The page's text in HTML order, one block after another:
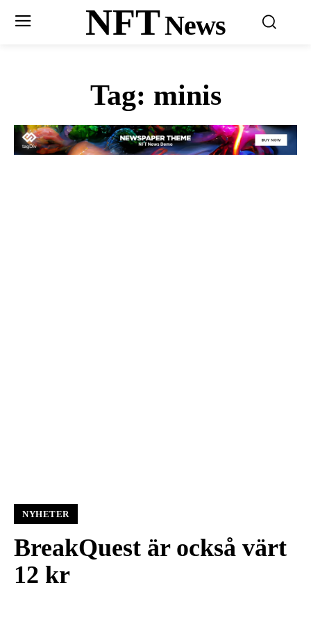
NFTNews
Tag: minis
NYHETER
BreakQuest är också värt
12 kr